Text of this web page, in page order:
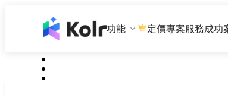
功能 定價專案服務成功